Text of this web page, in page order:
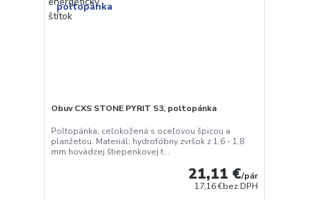
Obuv CXS STONE PYRIT S3, poltopánka
Poltopánka, celokožená s oceľovou špicou a
planžetou. Materiál: hydrofóbny zvršok z 1,6 - 1,8
mm hovädzej štiepenkovej t...
21,11 €/pár
17,16 €bez DPH